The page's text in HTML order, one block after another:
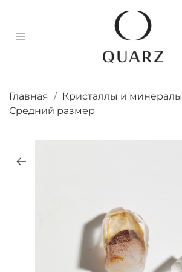
Главная
Кристаллы и минералы
Средний размер